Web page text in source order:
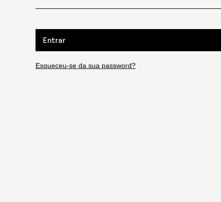
Entrar
Esqueceu-se da sua password?